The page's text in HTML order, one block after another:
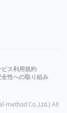
ス利用規約
全性への取り組み
method Co.,Ltd.) All